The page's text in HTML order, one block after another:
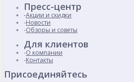
Пресс-центр
Акции и скидки
Новости
Обзоры и советы
Для клиентов
О компании
Контакты
Присоединяйтесь